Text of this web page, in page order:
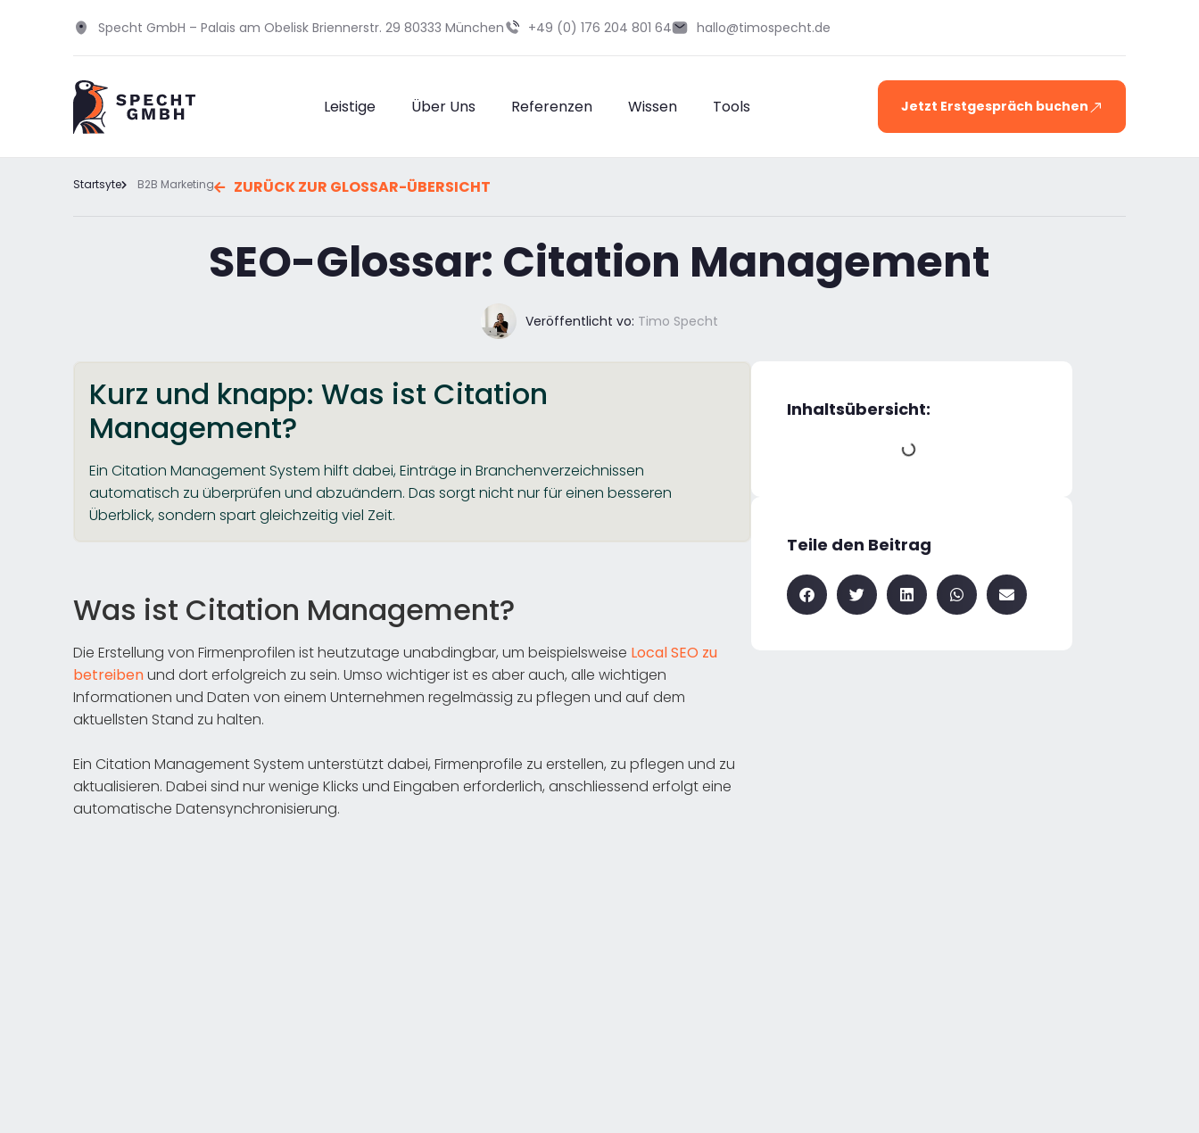
Specht GmbH – Palais am Obelisk Briennerstr. 29 80333 München +49 (0) 176 204 801 64 hallo@timospecht.de
Leistige Über Uns Referenzen Wissen Tools Jetzt Erstgespräch buchen
Startsyte B2B Marketing ZURÜCK ZUR GLOSSAR-ÜBERSICHT
SEO-Glossar: Citation Management
Veröffentlicht vo: Timo Specht
Kurz und knapp: Was ist Citation
Management?
Ein Citation Management System hilft dabei, Einträge in Branchenverzeichnissen
automatisch zu überprüfen und abzuändern. Das sorgt nicht nur für einen besseren
Überblick, sondern spart gleichzeitig viel Zeit.
Was ist Citation Management?
Die Erstellung von Firmenprofilen ist heutzutage unabdingbar, um beispielsweise Local SEO zu
betreibenund dort erfolgreich zu sein. Umso wichtiger ist es aber auch, alle wichtigen
Informationen und Daten von einem Unternehmen regelmässig zu pflegen und auf dem
aktuellsten Stand zu halten.
Ein Citation Management System unterstützt dabei, Firmenprofile zu erstellen, zu pflegen und zu
aktualisieren. Dabei sind nur wenige Klicks und Eingaben erforderlich, anschliessend erfolgt eine
automatische Datensynchronisierung.
Inhaltsübersicht:
Teile den Beitrag